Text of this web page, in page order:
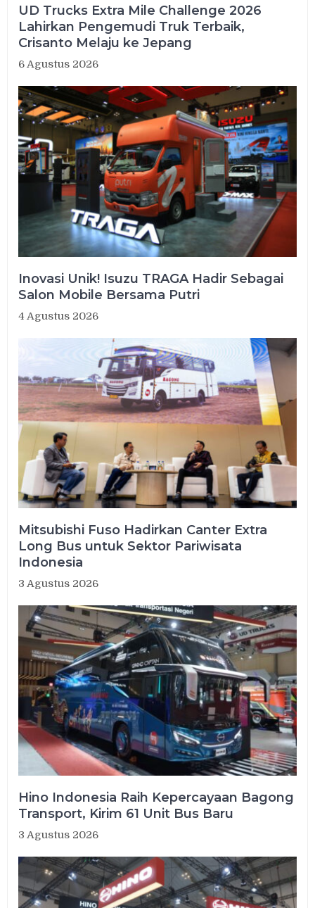
UD Trucks Extra Mile Challenge 2026
Lahirkan Pengemudi Truk Terbaik,
Crisanto Melaju ke Jepang
6 Agustus 2026
Inovasi Unik! Isuzu TRAGA Hadir Sebagai
Salon Mobile Bersama Putri
4 Agustus 2026
Mitsubishi Fuso Hadirkan Canter Extra
Long Bus untuk Sektor Pariwisata
Indonesia
3 Agustus 2026
Hino Indonesia Raih Kepercayaan Bagong
Transport, Kirim 61 Unit Bus Baru
3 Agustus 2026